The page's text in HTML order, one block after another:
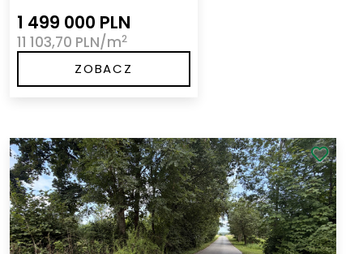
1 499 000 PLN
11 103,70 PLN/m2
ZOBACZ